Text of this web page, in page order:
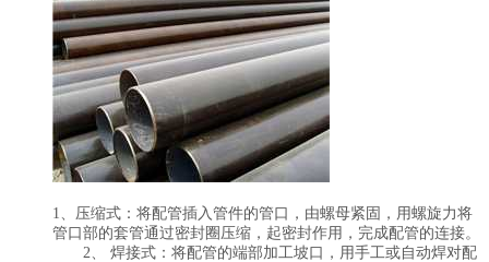
1、压缩式：将配管插入管件的管口，由螺母紧固，用螺旋力将
管口部的套管通过密封圈压缩，起密封作用，完成配管的连接。
2、 焊接式：将配管的端部加工坡口，用手工或自动焊对配